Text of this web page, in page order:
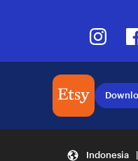
Indonesia